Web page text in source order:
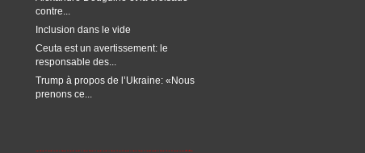
contre...
Inclusion dans le vide
Ceuta est un avertissement: le
responsable des...
Trump à propos de l’Ukraine: «Nous
prenons ce...